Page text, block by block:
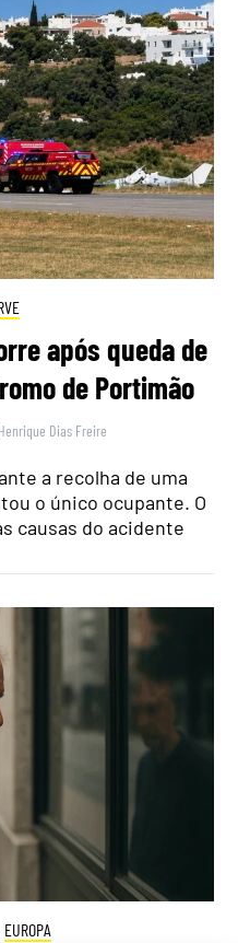
após queda de
de Portimão
Henrique Dias Freire
a recolha de uma
o único ocupante. O
causas do acidente
EUROPA